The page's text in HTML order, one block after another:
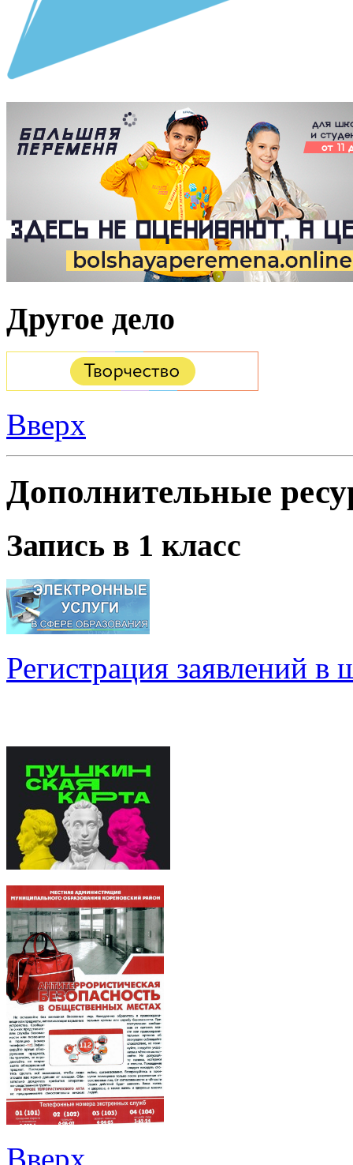
Другое дело
Вверх
Дополнительные
Запись в 1 класс
Регистрация заявлений в
Вверх